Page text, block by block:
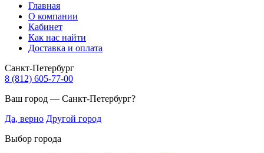
Главная
О компании
Кабинет
Как нас найти
Доставка и оплата
Санкт-Петербург
8 (812) 605-77-00
Ваш город — Санкт-Петербург?
Да, верно Другой город
Выбор города